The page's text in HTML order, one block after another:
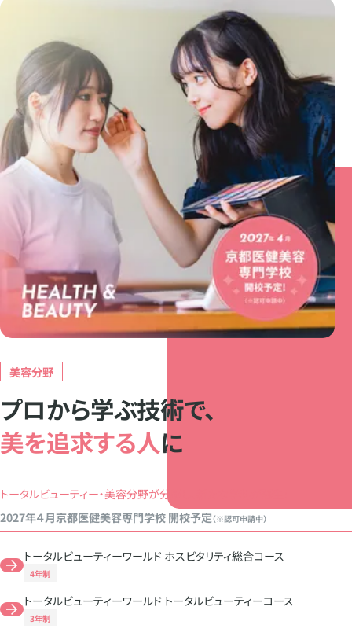
美容分野
プロから学ぶ技術で、
美を追求する人に
トータルビューティー・美容分野が分離し、新たな学科が誕生！
2027年４月京都医健美容専門学校 開校予定（※認可申請中）
トータルビューティーワールド ホスピタリティ総合コース
4年制
トータルビューティーワールド トータルビューティーコース
3年制